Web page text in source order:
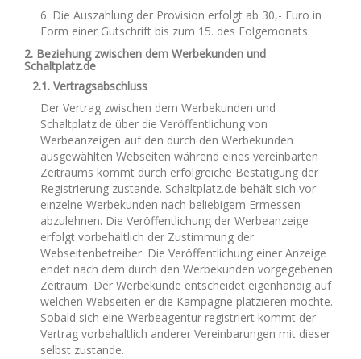
6. Die Auszahlung der Provision erfolgt ab 30,- Euro in
Form einer Gutschrift bis zum 15. des Folgemonats.
2. Beziehung zwischen dem Werbekunden und
Schaltplatz.de
2.1. Vertragsabschluss
Der Vertrag zwischen dem Werbekunden und
Schaltplatz.de über die Veröffentlichung von
Werbeanzeigen auf den durch den Werbekunden
ausgewählten Webseiten während eines vereinbarten
Zeitraums kommt durch erfolgreiche Bestätigung der
Registrierung zustande. Schaltplatz.de behält sich vor
einzelne Werbekunden nach beliebigem Ermessen
abzulehnen. Die Veröffentlichung der Werbeanzeige
erfolgt vorbehaltlich der Zustimmung der
Webseitenbetreiber. Die Veröffentlichung einer Anzeige
endet nach dem durch den Werbekunden vorgegebenen
Zeitraum. Der Werbekunde entscheidet eigenhändig auf
welchen Webseiten er die Kampagne platzieren möchte.
Sobald sich eine Werbeagentur registriert kommt der
Vertrag vorbehaltlich anderer Vereinbarungen mit dieser
selbst zustande.